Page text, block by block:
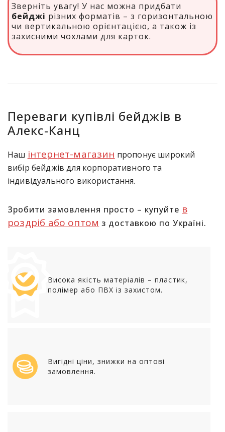
Зверніть увагу! У нас можна придбати
бейджі різних форматів – з горизонтальною
чи вертикальною орієнтацією, а також із
захисними чохлами для карток.
Переваги купівлі бейджів в
Алекс-Канц
Наш інтернет-магазин пропонує широкий
вибір бейджів для корпоративного та
індивідуального використання.
Зробити замовлення просто – купуйте в
роздріб або оптом з доставкою по Україні.
Висока якість матеріалів – пластик,
полімер або ПВХ із захистом.
Вигідні ціни, знижки на оптові
замовлення.